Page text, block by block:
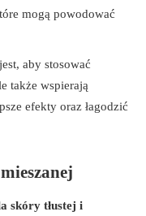
mogą powodować
aby stosować
także wspierają
efekty oraz łagodzić
skóry tłustej i